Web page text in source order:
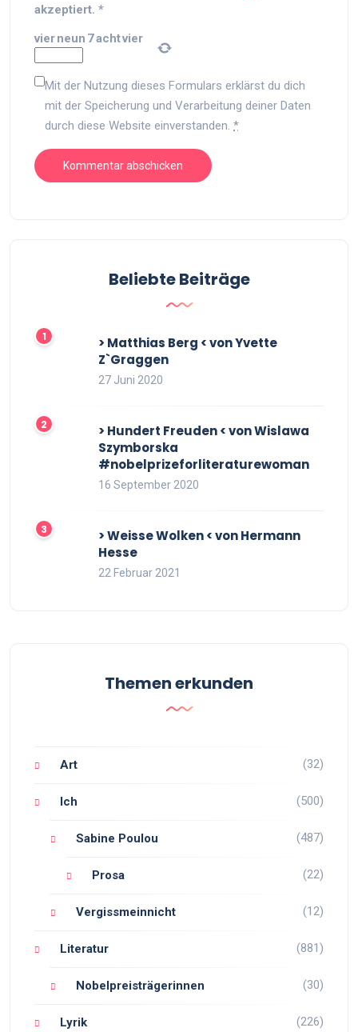
akzeptiert. *
vierneun 7achtvier
Mit der Nutzung dieses Formulars erklärst du dich
mit der Speicherung und Verarbeitung deiner Daten
durch diese Website einverstanden. *
Beliebte Beiträge
> Matthias Berg < von Yvette
Z`Graggen
27 Juni 2020
> Hundert Freuden < von Wislawa
Szymborska
#nobelprizeforliteraturewoman
16 September 2020
> Weisse Wolken < von Hermann
Hesse
22 Februar 2021
Themen erkunden
Art (32)
Ich (500)
Sabine Poulou (487)
Prosa (22)
Vergissmeinnicht (12)
Literatur (881)
Nobelpreisträgerinnen (30)
Lyrik (226)